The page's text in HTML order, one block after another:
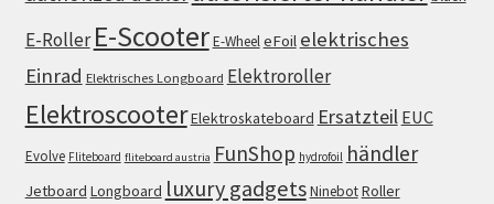
E-Roller E-ScooterE-WheeleFoil elektrisches
Einrad Elektrisches Longboard Elektroroller
ElektroscooterElektroskateboard Ersatzteil EUC
Evolve Fliteboard fliteboard austria FunShop hydrofoil händler
Jetboard Longboard luxury gadgetsNinebotRoller